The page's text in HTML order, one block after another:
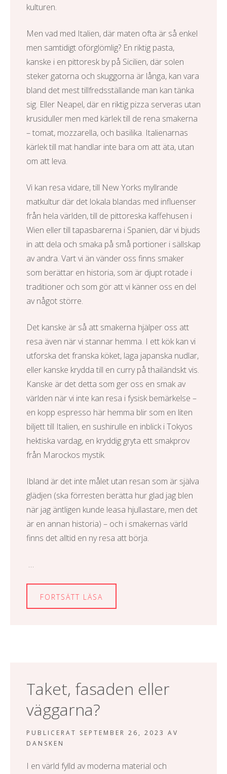
kulturen.
Men vad med Italien, där maten ofta är så enkel
men samtidigt oförglömlig? En riktig pasta,
kanske i en pittoresk by på Sicilien, där solen
steker gatorna och skuggorna är långa, kan vara
bland det mest tillfredsställande man kan tänka
sig. Eller Neapel, där en riktig pizza serveras utan
krusiduller men med kärlek till de rena smakerna
– tomat, mozzarella, och basilika. Italienarnas
kärlek till mat handlar inte bara om att äta, utan
om att leva.
Vi kan resa vidare, till New Yorks myllrande
matkultur där det lokala blandas med influenser
från hela världen, till de pittoreska kaffehusen i
Wien eller till tapasbarerna i Spanien, där vi bjuds
in att dela och smaka på små portioner i sällskap
av andra. Vart vi än vänder oss finns smaker
som berättar en historia, som är djupt rotade i
traditioner och som gör att vi känner oss en del
av något större.
Det kanske är så att smakerna hjälper oss att
resa även när vi stannar hemma. I ett kök kan vi
utforska det franska köket, laga japanska nudlar,
eller kanske krydda till en curry på thailändskt vis.
Kanske är det detta som ger oss en smak av
världen när vi inte kan resa i fysisk bemärkelse –
en kopp espresso här hemma blir som en liten
biljett till Italien, en sushirulle en inblick i Tokyos
hektiska vardag, en kryddig gryta ett smakprov
från Marockos mystik.
Ibland är det inte målet utan resan som är själva
glädjen (ska förresten berätta hur glad jag blen
när jag äntligen kunde leasa hjullastare, men det
är en annan historia) – och i smakernas värld
finns det alltid en ny resa att börja.
…
FORTSÄTT LÄSA
Taket, fasaden eller
väggarna?
PUBLICERAT SEPTEMBER 26, 2023 AV
DANSKEN
I en värld fylld av moderna material och